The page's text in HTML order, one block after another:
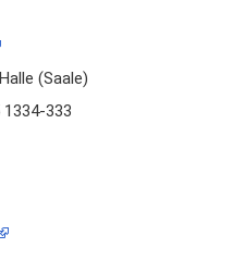
(Saale)
1334-333